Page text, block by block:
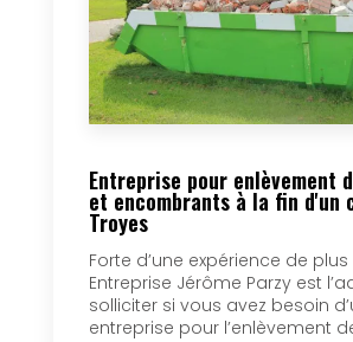
Entreprise pour enlèvement
et encombrants à la fin d'un
Troyes
Forte d’une expérience de
Entreprise Jérôme Parzy est
solliciter si vous avez besoin
entreprise pour l’enlèvement